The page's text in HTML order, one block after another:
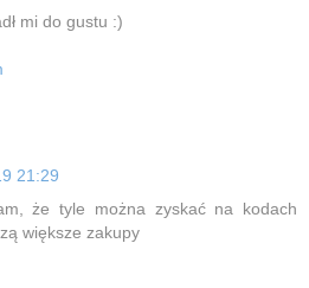
mi do gustu :)
21:29
że tyle można zyskać na kodach
większe zakupy